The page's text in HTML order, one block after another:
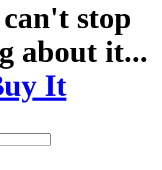
stop
about it...
It